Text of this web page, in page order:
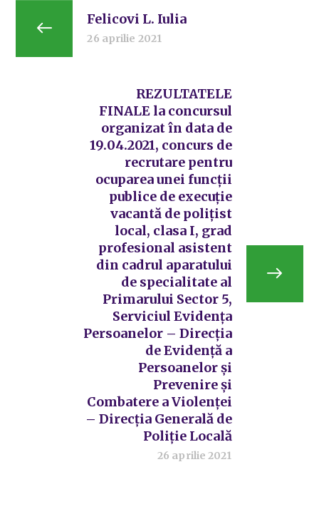
Felicovi L. Iulia
26 aprilie 2021
REZULTATELE
FINALE la concursul
organizat în data de
19.04.2021, concurs de
recrutare pentru
ocuparea unei funcții
publice de execuție
vacantă de polițist
local, clasa I, grad
profesional asistent
din cadrul aparatului
de specialitate al
Primarului Sector 5,
Serviciul Evidența
Persoanelor – Direcția
de Evidență a
Persoanelor și
Prevenire și
Combatere a Violenței
– Direcția Generală de
Poliție Locală
26 aprilie 2021